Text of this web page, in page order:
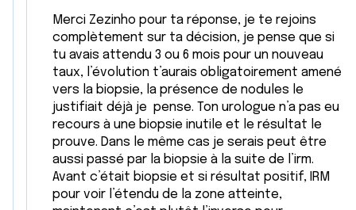
Merci Zezinho pour ta réponse, je te rejoins
complètement sur ta décision, je pense que si
tu avais attendu 3 ou 6 mois pour un nouveau
taux, l’évolution t’aurais obligatoirement amené
vers la biopsie, la présence de nodules le
justifiait déjà je pense. Ton urologue n’a pas eu
recours à une biopsie inutile et le résultat le
prouve. Dans le même cas je serais peut être
aussi passé par la biopsie à la suite de l’irm.
Avant c’était biopsie et si résultat positif, IRM
pour voir l’étendu de la zone atteinte,